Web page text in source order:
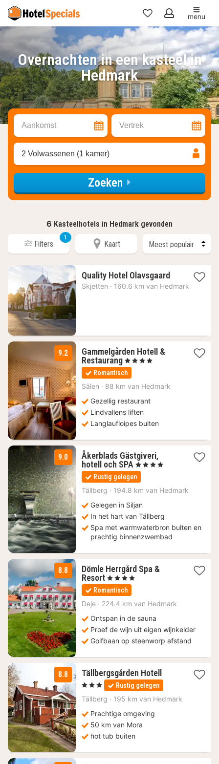
Mijn
favorieten
menu
Overnachten in een kasteel in
Hedmark
Aankomst Vertrek
2 Volwassenen (1 kamer)
Zoeken
6 Kasteelhotels in Hedmark gevonden
Filters
1
Kaart
Quality Hotel Olavsgaard1
nacht
Skjetten · 160.6 km van Hedmark
9.2
Gammelgården Hotell &
Restaurang 1
nacht
vanaf
141,40
, 4 Sterren
Romantisch
Sälen · 88 km van Hedmark
Gezellig restaurant
Lindvallens liften
Langlaufloipes buiten
9.0
Åkerblads Gästgiveri,
hotell och SPA 2
nachten
vanaf
113,60
, 4 Sterren
Rustig gelegen
Tällberg · 194.8 km van Hedmark
Gelegen in Siljan
In het hart van Tällberg
Spa met warmwaterbron buiten en
prachtig binnenzwembad
8.8
Dömle Herrgård Spa &
Resort 3
nachten
vanaf
163,90
, 4 Sterren
Romantisch
Deje · 224.4 km van Hedmark
Ontspan in de sauna
Proef de wijn uit eigen wijnkelder
Golfbaan op steenworp afstand
8.8 Tällbergsgården Hotell 1
nacht
vanaf
118,14
, 3 Sterren Rustig gelegen
Tällberg · 195 km van Hedmark
Prachtige omgeving
50 km van Mora
hot tub buiten